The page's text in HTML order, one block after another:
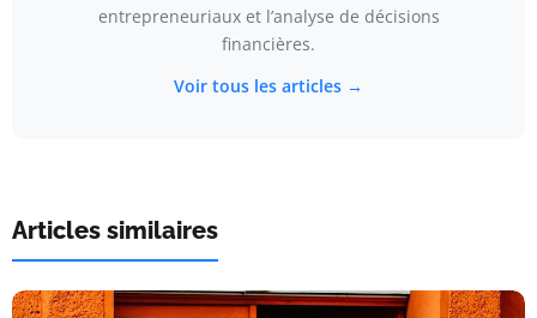
entrepreneuriaux et l’analyse de décisions
financières.
Voir tous les articles →
Articles similaires